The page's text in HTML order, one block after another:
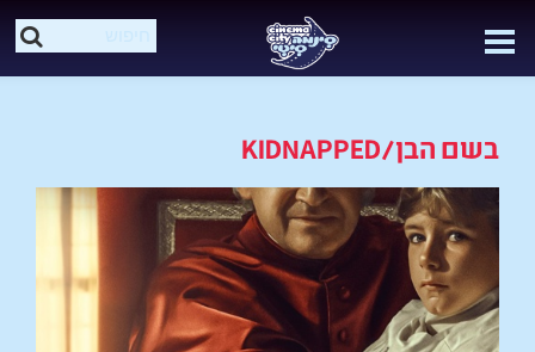
בשם הבן/KIDNAPPED